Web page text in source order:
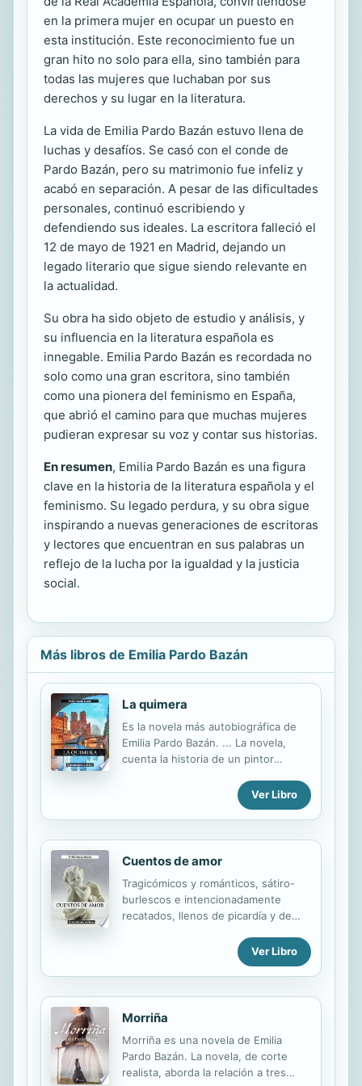
en la primera mujer en ocupar un puesto en
esta institución. Este reconocimiento fue un
gran hito no solo para ella, sino también para
todas las mujeres que luchaban por sus
derechos y su lugar en la literatura.
La vida de Emilia Pardo Bazán estuvo llena de
luchas y desafíos. Se casó con el conde de
Pardo Bazán, pero su matrimonio fue infeliz y
acabó en separación. A pesar de las dificultades
personales, continuó escribiendo y
defendiendo sus ideales. La escritora falleció el
12 de mayo de 1921 en Madrid, dejando un
legado literario que sigue siendo relevante en
la actualidad.
Su obra ha sido objeto de estudio y análisis, y
su influencia en la literatura española es
innegable. Emilia Pardo Bazán es recordada no
solo como una gran escritora, sino también
como una pionera del feminismo en España,
que abrió el camino para que muchas mujeres
pudieran expresar su voz y contar sus historias.
En resumen, Emilia Pardo Bazán es una figura
clave en la historia de la literatura española y el
feminismo. Su legado perdura, y su obra sigue
inspirando a nuevas generaciones de escritoras
y lectores que encuentran en sus palabras un
reflejo de la lucha por la igualdad y la justicia
social.
Más libros de Emilia Pardo Bazán
La quimera
Es la novela más autobiográfica de
Emilia Pardo Bazán. ... La novela,
cuenta la historia de un pintor
joven se marcha a Argentina
huyendo de su padrino que quiere
que finalice sus estudios. Allí no
consigue fortuna y regresa a España
dispuesto a triunfar como artista.
Ver Libro
Cuentos de amor
Tragicómicos y románticos, sátiro-
burlescos e intencionadamente
recatados, llenos de picardía y de
de esperanza e inocencia, exhiben la
decadencia moral de una aristocracia
rural aislada de la realidad.
Ver Libro
Morriña
Morriña es una novela de Emilia
Pardo Bazán. La novela, de corte
realista, aborda la relación a tres